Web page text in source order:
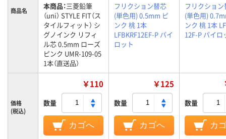
商品名 本商品：三菱鉛筆
（uni） STYLE FIT（ス
タイルフィット） シ
グノインク リフィ
ル芯 0.5mm ローズ
ピンク UMR-109-05
1本（直送品）
フリクション替芯
(単色用) 0.5mm ピ
ンク 桃 1本
LFBKRF12EF-P パイ
ロット
フリクション
(単色用)
ンク 桃 1本
12F-P パイロ
価格
(税込)
￥110
数量
カゴへ
￥125
数量
カゴへ
数量
カ